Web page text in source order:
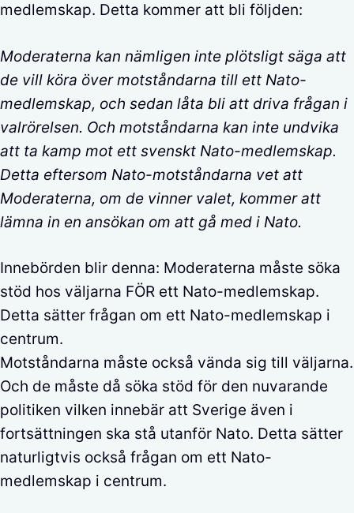
medlemskap. Detta kommer att bli följden:
Moderaterna kan nämligen inte plötsligt säga att
de vill köra över motståndarna till ett Nato-
medlemskap, och sedan låta bli att driva frågan i
valrörelsen. Och motståndarna kan inte undvika
att ta kamp mot ett svenskt Nato-medlemskap.
Detta eftersom Nato-motståndarna vet att
Moderaterna, om de vinner valet, kommer att
lämna in en ansökan om att gå med i Nato.
Innebörden blir denna: Moderaterna måste söka
stöd hos väljarna FÖR ett Nato-medlemskap.
Detta sätter frågan om ett Nato-medlemskap i
centrum.
Motståndarna måste också vända sig till väljarna.
Och de måste då söka stöd för den nuvarande
politiken vilken innebär att Sverige även i
fortsättningen ska stå utanför Nato. Detta sätter
naturligtvis också frågan om ett Nato-
medlemskap i centrum.